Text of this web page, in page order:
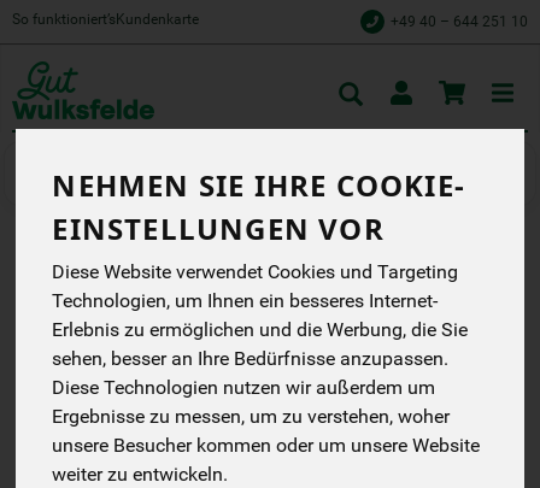
NEHMEN SIE IHRE COOKIE-
EINSTELLUNGEN VOR
Diese Website verwendet Cookies und Targeting
Technologien, um Ihnen ein besseres Internet-
Erlebnis zu ermöglichen und die Werbung, die Sie
sehen, besser an Ihre Bedürfnisse anzupassen.
Diese Technologien nutzen wir außerdem um
Ergebnisse zu messen, um zu verstehen, woher
unsere Besucher kommen oder um unsere Website
weiter zu entwickeln.
So funktioniert’s Kundenkarte +49 40 – 644 251 10
Obst Zitrusfrüchte
ORANGEN MIDKNIGHT
Ilios
EG
4,99 € * / kg
0,95 € / Stk
1 Stück ca. 190g
Toggle